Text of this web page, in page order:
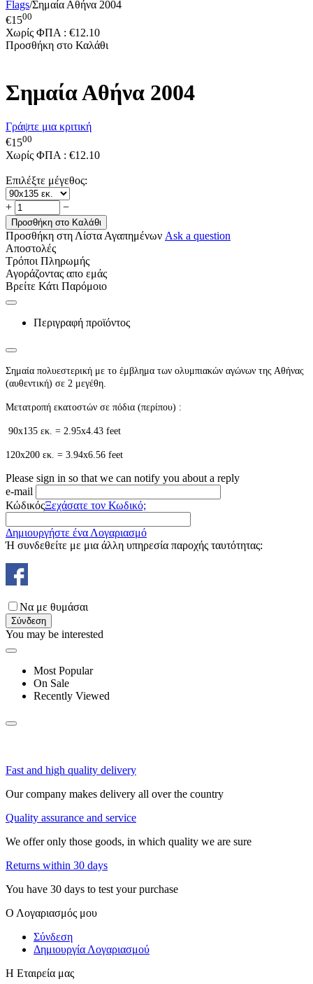
Flags/Σημαία Αθήνα 2004
€1500
Χωρίς ΦΠΑ : €12.10
Προσθήκη στο Καλάθι
Σημαία Αθήνα 2004
Γράψτε μια κριτική
€1500
Χωρίς ΦΠΑ : €12.10
Επιλέξτε μέγεθος:
+ −
Προσθήκη στο Καλάθι
Προσθήκη στη Λίστα Αγαπημένων Ask a question
Αποστολές
Τρόποι Πληρωμής
Αγοράζοντας απο εμάς
Βρείτε Κάτι Παρόμοιο
Περιγραφή προϊόντος
Σημαία πολυεστερική με το έμβλημα των ολυμπιακών αγώνων της Αθήνας
(αυθεντική) σε 2 μεγέθη.
Μετατροπή εκατοστών σε πόδια (περίπου) :
90x135 εκ. = 2.95x4.43 feet
120x200 εκ. = 3.94x6.56 feet
Please sign in so that we can notify you about a reply
e-mail
ΚώδικόςΞεχάσατε τον Κωδικό;
Δημιουργήστε ένα Λογαριασμό
Ή συνδεθείτε με μια άλλη υπηρεσία παροχής ταυτότητας:
Να με θυμάσαι
Σύνδεση
You may be interested
Most Popular
On Sale
Recently Viewed
Fast and high quality delivery
Our company makes delivery all over the country
Quality assurance and service
We offer only those goods, in which quality we are sure
Returns within 30 days
You have 30 days to test your purchase
Ο Λογαριασμός μου
Σύνδεση
Δημιουργία Λογαριασμού
Η Εταιρεία μας